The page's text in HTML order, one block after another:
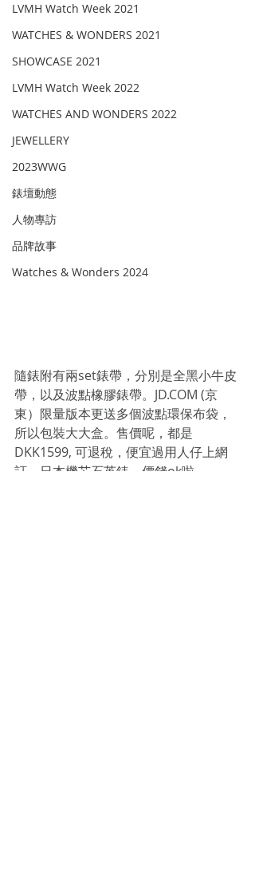
LVMH Watch Week 2021
WATCHES & WONDERS 2021
SHOWCASE 2021
LVMH Watch Week 2022
WATCHES AND WONDERS 2022
JEWELLERY
2023WWG
錶壇動態
人物專訪
品牌故事
Watches & Wonders 2024
隨錶附有兩set錶帶，分別是全黑小牛皮
帶，以及波點橡膠錶帶。JD.COM (京
東）限量版本更送多個波點環保布袋，
所以包裝大大盒。售價呢，都是
DKK1599, 可退稅，便宜過用人仔上網
訂，日本機芯石英錶，價錢ok啦。